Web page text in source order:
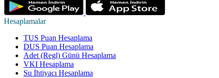
Hesaplamalar
TUS Puan Hesaplama
DUS Puan Hesaplama
Adet (Regl) Günü Hesaplama
VKI Hesaplama
Su İhtiyacı Hesaplama